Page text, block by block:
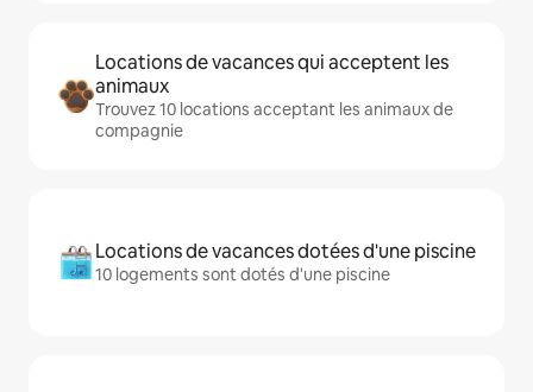
Locations de vacances qui acceptent les
animaux
Trouvez 10 locations acceptant les animaux de
compagnie
Locations de vacances dotées d'une piscine
10 logements sont dotés d'une piscine